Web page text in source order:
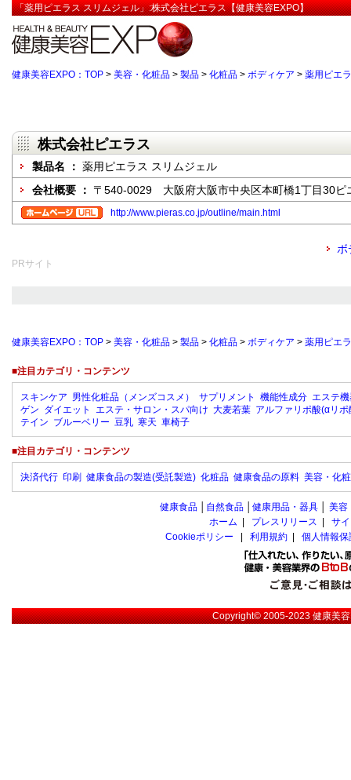
「薬用ピエラス スリムジェル」:株式会社ピエラス【健康美容EXPO】
健康美容EXPO：TOP > 美容・化粧品 > 製品 > 化粧品 > ボディケア > 薬用ピエ
株式会社ピエラス
製品名 ： 薬用ピエラス スリムジェル
会社概要 ： 〒540-0029 大阪府大阪市中央区本町橋1丁目30ピ
http://www.pieras.co.jp/outline/main.html
ボ
PRサイト
健康美容EXPO：TOP > 美容・化粧品 > 製品 > 化粧品 > ボディケア > 薬用ピエ
■注目カテゴリ・コンテンツ
スキンケア 男性化粧品（メンズコスメ） サプリメント 機能性成分 エステ
ゲン ダイエット エステ・サロン・スパ向け 大麦若葉 アルファリポ酸(αリポ
テイン ブルーベリー 豆乳 寒天 車椅子
■注目カテゴリ・コンテンツ
決済代行 印刷 健康食品の製造(受託製造) 化粧品 健康食品の原料 美容・化
健康食品 自然食品 健康用品・器具 美容
ホーム
プレスリリース
サ
Cookieポリシー
利用規約 個人情報
Copyright© 2005-2023健康美